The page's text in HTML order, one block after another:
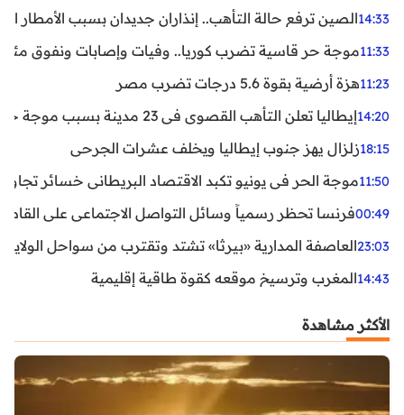
14:33الصين ترفع حالة التأهب.. إنذاران جديدان بسبب الأمطار
11:33موجة حر قاسية تضرب كوريا.. وفيات وإصابات ونفوق مئات
11:23هزة أرضية بقوة 5.6 درجات تضرب مصر
14:20إيطاليا تعلن التأهب القصوى في 23 مدينة بسبب موجة حر شديدة
18:15زلزال يهز جنوب إيطاليا ويخلف عشرات الجرحى
11:50موجة الحر في يونيو تكبد الاقتصاد البريطاني خسائر تجاوزت 1.5 مليار
00:49فرنسا تحظر رسمياً وسائل التواصل الاجتماعي على القاصرين
23:03العاصفة المدارية «بيرثا» تشتد وتقترب من سواحل
14:43المغرب وترسيخ موقعه كقوة طاقية إقليمية
الأكثر مشاهدة